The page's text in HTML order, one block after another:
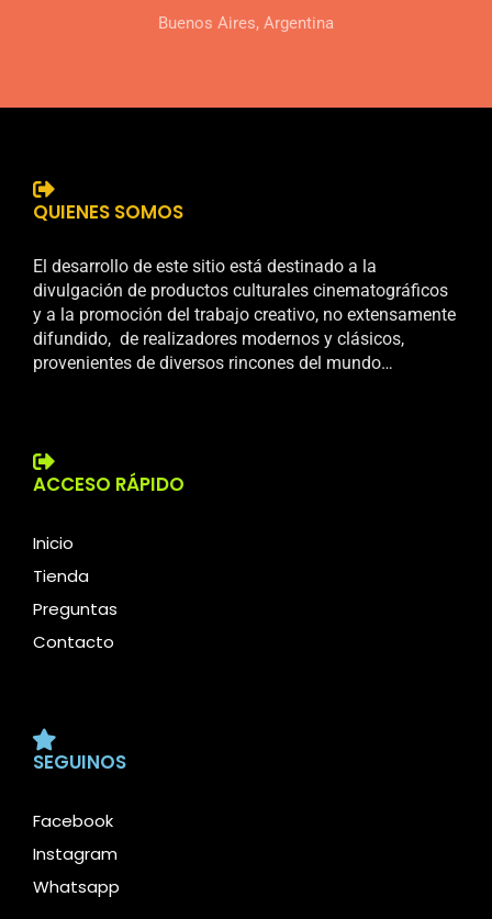
Buenos Aires, Argentina
QUIENES SOMOS
El desarrollo de este sitio está destinado a la
divulgación de productos culturales cinematográficos
y a la promoción del trabajo creativo, no extensamente
difundido, de realizadores modernos y clásicos,
provenientes de diversos rincones del mundo…
ACCESO RÁPIDO
Inicio
Tienda
Preguntas
Contacto
SEGUINOS
Facebook
Instagram
Whatsapp